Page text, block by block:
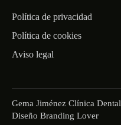
Política de privacidad
Política de cookies
Aviso legal
Gema Jiménez Clínica Dental
Diseño Branding Lover